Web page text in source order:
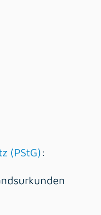
(PStG):